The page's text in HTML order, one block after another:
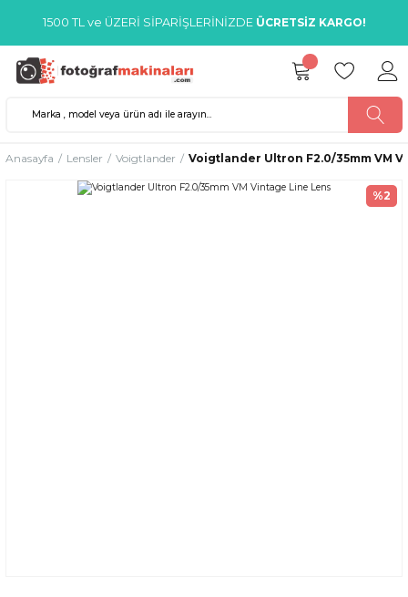
1500 TL ve ÜZERİ SİPARİŞLERİNİZDE ÜCRETSİZ KARGO!
Anasayfa Lensler Voigtlander Voigtlander Ultron F2.0/35mm VM
%2